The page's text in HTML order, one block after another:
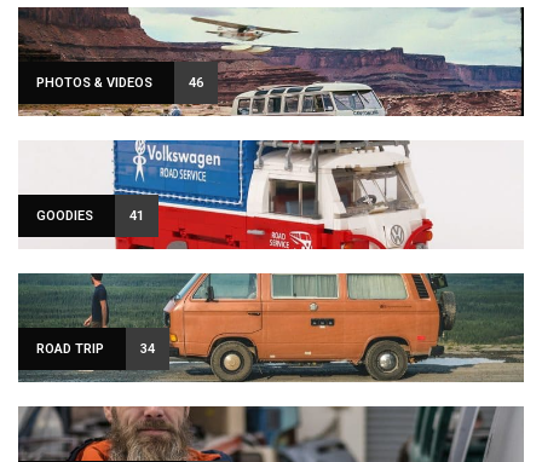
PHOTOS & VIDEOS 46
GOODIES 41
ROAD TRIP 34